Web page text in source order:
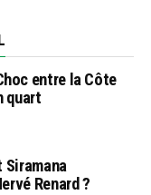
entre la Côte
quart
Siramana
Renard ?